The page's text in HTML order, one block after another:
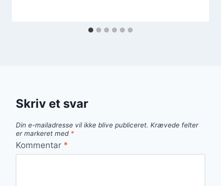
Skriv et svar
Din e-mailadresse vil ikke blive publiceret. Krævede felter
er markeret med *
Kommentar *